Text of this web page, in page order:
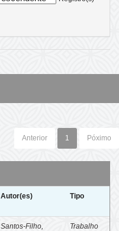
Anterior 1 Póximo
Autor(es) Tipo
Santos-Filho,
Trabalho